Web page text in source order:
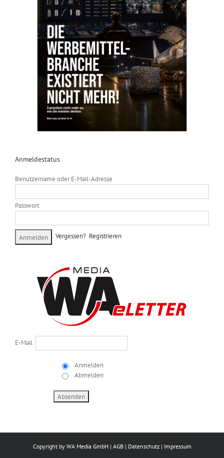
Anmeldestatus
Benutzername oder E-Mail-Adresse
Passwort
Vergessen? Registrieren
E-Mail
Anmelden
Abmelden
Copyright by WA Media GmbH | AGB| Datenschutz| Impressum